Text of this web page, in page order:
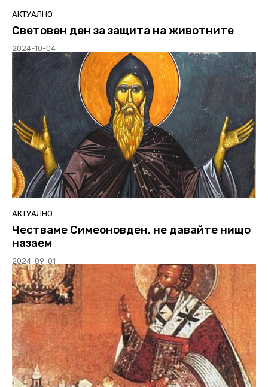
АКТУАЛНО
Световен ден за защита на животните
2024-10-04
АКТУАЛНО
Честваме Симеоновден, не давайте нищо
назаем
2024-09-01